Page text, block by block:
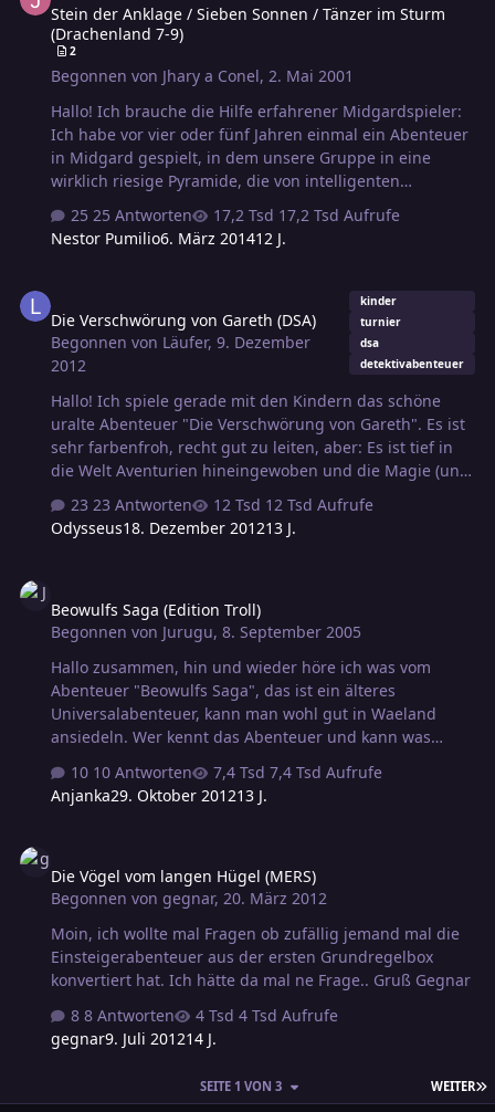
Stein der Anklage / Sieben Sonnen / Tänzer im Sturm
(Drachenland 7-9)
2
Begonnen von Jhary a Conel, 2. Mai 2001
Hallo! Ich brauche die Hilfe erfahrener Midgardspieler:
Ich habe vor vier oder fünf Jahren einmal ein Abenteuer
in Midgard gespielt, in dem unsere Gruppe in eine
wirklich riesige Pyramide, die von intelligenten
Echsenmenschen bewohnt wurde, eingestiegen ist. Ich
weiß nicht mehr genau, nach was wir suchten, ich
glaube aber, daß es um eine Sklavin ging, die wir
die vier Arme hatten und Priester, die zaubern konnte.
Im Innern der Pyramide gab es viele Reichtümer zu
finden, darunter große Statuen mit Rubinen in den
Augen. Ich weiß nicht, ob dieses Abenteuer ein
reguläres Midgard-Abenteuer war oder in einem F…
25 Antworten
17,2 Tsd Aufrufe
Nestor Pumilio6. März 201412 J.
Die Verschwörung von Gareth (DSA)
Begonnen von Läufer,9. Dezember
2012
kinder
turnier
dsa
detektivabenteuer
Hallo! Ich spiele gerade mit den Kindern das schöne
uralte Abenteuer "Die Verschwörung von Gareth". Es ist
sehr farbenfroh, recht gut zu leiten, aber: Es ist tief in
die Welt Aventurien hineingewoben und die Magie (und
die Gegenmaßnahmen) sind andere als sie es bei
Midgard wären. Frage: Hat da schon mal jemand das
nach Midgard konvertiert? (Gut, die Kinder spielen keine
23 Antworten
12 Tsd Aufrufe
Odysseus18. Dezember 201213 J.
Beowulfs Saga (Edition Troll)
Begonnen von Jurugu,8. September 2005
Hallo zusammen, hin und wieder höre ich was vom
Abenteuer "Beowulfs Saga", das ist ein älteres
Universalabenteuer, kann man wohl gut in Waeland
ansiedeln. Wer kennt das Abenteuer und kann was
10 Antworten
7,4 Tsd Aufrufe
Anjanka29. Oktober 201213 J.
Die Vögel vom langen Hügel (MERS)
Begonnen vongegnar,20. März 2012
Moin, ich wollte mal Fragen ob zufällig jemand mal die
Einsteigerabenteuer aus der ersten Grundregelbox
konvertiert hat. Ich hätte da mal ne Frage.. Gruß Gegnar
8 Antworten
4 Tsd Aufrufe
gegnar9. Juli 201214 J.
WEITER
SEITE 1 VON 3